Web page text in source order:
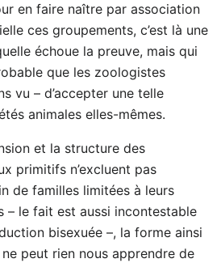
en faire naître par association
ces groupements, c’est là une
échoue la preuve, mais qui
que les zoologistes
vu – d’accepter une telle
animales elles-mêmes.
et la structure des
primitifs n’excluent pas
de familles limitées à leurs
– le fait est aussi incontestable
bisexuée –, la forme ainsi
peut rien nous apprendre de